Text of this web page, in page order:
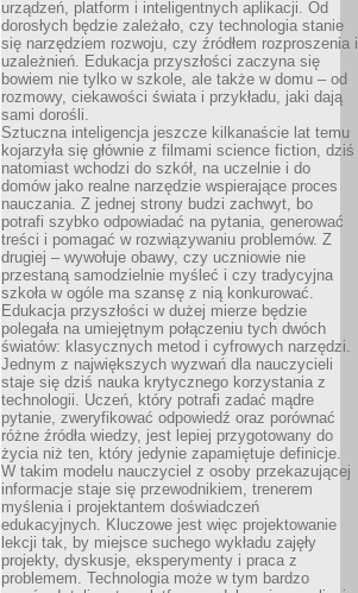
urządzeń, platform i inteligentnych aplikacji. Od
dorosłych będzie zależało, czy technologia stanie
się narzędziem rozwoju, czy źródłem rozproszenia i
uzależnień. Edukacja przyszłości zaczyna się
bowiem nie tylko w szkole, ale także w domu – od
rozmowy, ciekawości świata i przykładu, jaki dają
sami dorośli.
Sztuczna inteligencja jeszcze kilkanaście lat temu
kojarzyła się głównie z filmami science fiction, dziś
natomiast wchodzi do szkół, na uczelnie i do
domów jako realne narzędzie wspierające proces
nauczania. Z jednej strony budzi zachwyt, bo
potrafi szybko odpowiadać na pytania, generować
treści i pomagać w rozwiązywaniu problemów. Z
drugiej – wywołuje obawy, czy uczniowie nie
przestaną samodzielnie myśleć i czy tradycyjna
szkoła w ogóle ma szansę z nią konkurować.
Edukacja przyszłości w dużej mierze będzie
polegała na umiejętnym połączeniu tych dwóch
światów: klasycznych metod i cyfrowych narzędzi.
Jednym z największych wyzwań dla nauczycieli
staje się dziś nauka krytycznego korzystania z
technologii. Uczeń, który potrafi zadać mądre
pytanie, zweryfikować odpowiedź oraz porównać
różne źródła wiedzy, jest lepiej przygotowany do
życia niż ten, który jedynie zapamiętuje definicje.
W takim modelu nauczyciel z osoby przekazującej
informacje staje się przewodnikiem, trenerem
myślenia i projektantem doświadczeń
edukacyjnych. Kluczowe jest więc projektowanie
lekcji tak, by miejsce suchego wykładu zajęły
projekty, dyskusje, eksperymenty i praca z
problemem. Technologia może w tym bardzo